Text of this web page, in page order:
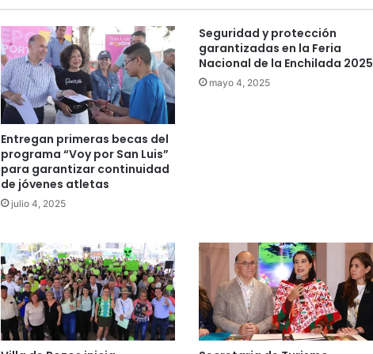
destaca coordinación con
Luis Mejía inicia diagnóstico en
Parques Tangamanga y defiende
llegada tras renunciar al PRI
Entregan primeras becas del
programa “Voy por San Luis”
para garantizar continuidad
de jóvenes atletas
julio 4, 2025
Seguridad y protección
garantizadas en la Feria
Nacional de la Enchilada 2025
mayo 4, 2025